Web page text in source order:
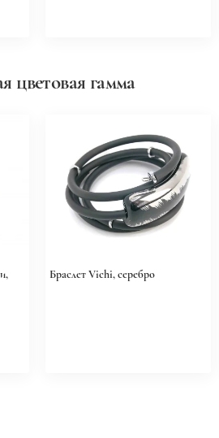
цветовая гамма
Браслет Vichi, серебро